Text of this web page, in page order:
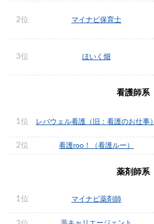
2位 マイナビ保育士
3位 ほいく畑
看護師系
1位 レバウェル看護（旧：看護のお仕事）
2位 看護roo！（看護ルー）
薬剤師系
1位 マイナビ薬剤師